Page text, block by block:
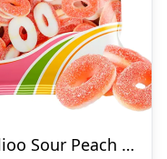
Jellioo Sour Peach Rings Økonomipakke – 1 kg